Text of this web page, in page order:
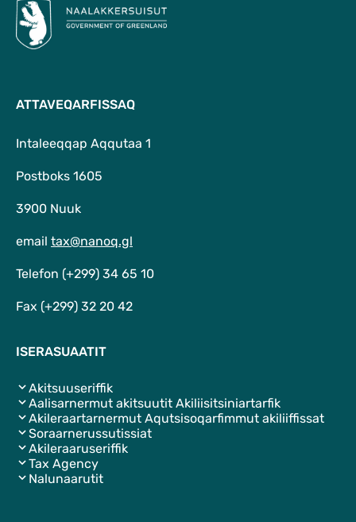
ATTAVEQARFISSAQ
Intaleeqqap Aqqutaa 1
Postboks 1605
3900 Nuuk
email tax@nanoq.gl
Telefon (+299) 34 65 10
Fax (+299) 32 20 42
ISERASUAATIT
Akitsuuseriffik
Aalisarnermut akitsuutit Akiliisitsiniartarfik
Akileraartarnermut Aqutsisoqarfimmut akiliiffissat
Soraarnerussutissiat
Akileraaruseriffik
Tax Agency
Nalunaarutit